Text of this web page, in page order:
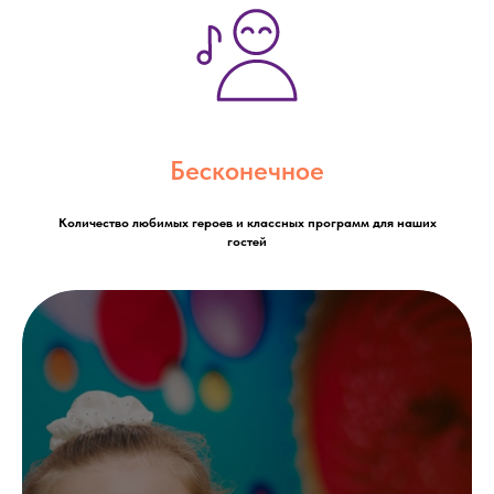
Бесконечное
Количество любимых героев и классных программ для наших
гостей